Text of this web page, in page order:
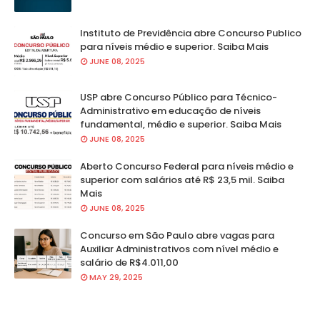
Instituto de Previdência abre Concurso Publico
para níveis médio e superior. Saiba Mais
JUNE 08, 2025
USP abre Concurso Público para Técnico-
Administrativo em educação de níveis
fundamental, médio e superior. Saiba Mais
JUNE 08, 2025
Aberto Concurso Federal para níveis médio e
superior com salários até R$ 23,5 mil. Saiba
Mais
JUNE 08, 2025
Concurso em São Paulo abre vagas para
Auxiliar Administrativos com nível médio e
salário de R$4.011,00
MAY 29, 2025